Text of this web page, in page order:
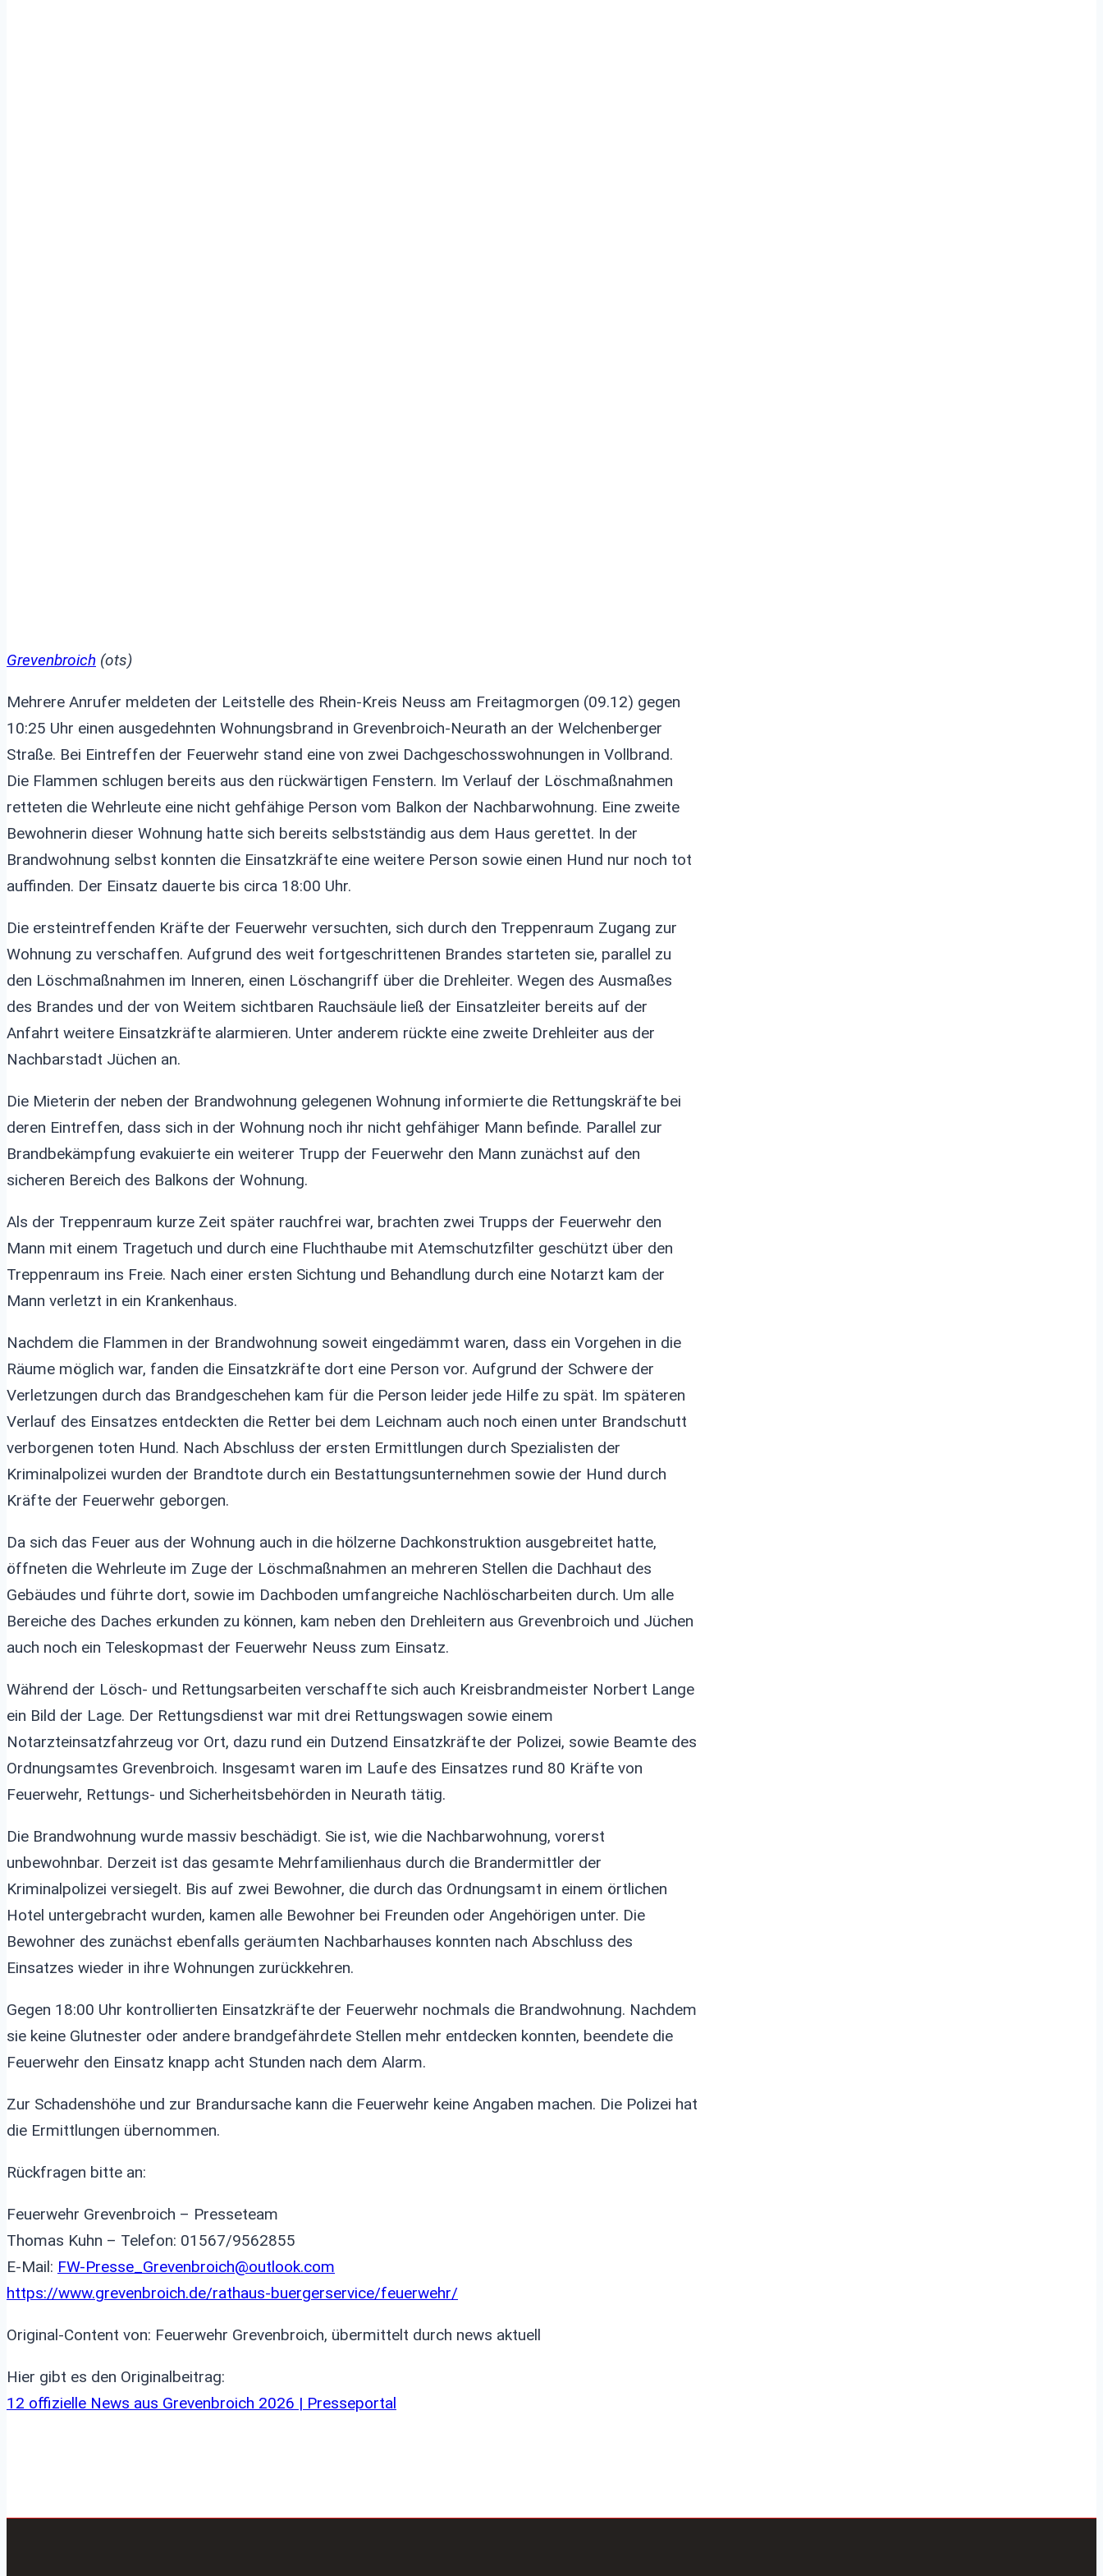
Grevenbroich (ots)
Mehrere Anrufer meldeten der Leitstelle des Rhein-Kreis Neuss am Freitagmorgen (09.12) gegen
10:25 Uhr einen ausgedehnten Wohnungsbrand in Grevenbroich-Neurath an der Welchenberger
Straße. Bei Eintreffen der Feuerwehr stand eine von zwei Dachgeschosswohnungen in Vollbrand.
Die Flammen schlugen bereits aus den rückwärtigen Fenstern. Im Verlauf der Löschmaßnahmen
retteten die Wehrleute eine nicht gehfähige Person vom Balkon der Nachbarwohnung. Eine zweite
Bewohnerin dieser Wohnung hatte sich bereits selbstständig aus dem Haus gerettet. In der
Brandwohnung selbst konnten die Einsatzkräfte eine weitere Person sowie einen Hund nur noch tot
auffinden. Der Einsatz dauerte bis circa 18:00 Uhr.
Die ersteintreffenden Kräfte der Feuerwehr versuchten, sich durch den Treppenraum Zugang zur
Wohnung zu verschaffen. Aufgrund des weit fortgeschrittenen Brandes starteten sie, parallel zu
den Löschmaßnahmen im Inneren, einen Löschangriff über die Drehleiter. Wegen des Ausmaßes
des Brandes und der von Weitem sichtbaren Rauchsäule ließ der Einsatzleiter bereits auf der
Anfahrt weitere Einsatzkräfte alarmieren. Unter anderem rückte eine zweite Drehleiter aus der
Nachbarstadt Jüchen an.
Die Mieterin der neben der Brandwohnung gelegenen Wohnung informierte die Rettungskräfte bei
deren Eintreffen, dass sich in der Wohnung noch ihr nicht gehfähiger Mann befinde. Parallel zur
Brandbekämpfung evakuierte ein weiterer Trupp der Feuerwehr den Mann zunächst auf den
sicheren Bereich des Balkons der Wohnung.
Als der Treppenraum kurze Zeit später rauchfrei war, brachten zwei Trupps der Feuerwehr den
Mann mit einem Tragetuch und durch eine Fluchthaube mit Atemschutzfilter geschützt über den
Treppenraum ins Freie. Nach einer ersten Sichtung und Behandlung durch eine Notarzt kam der
Mann verletzt in ein Krankenhaus.
Nachdem die Flammen in der Brandwohnung soweit eingedämmt waren, dass ein Vorgehen in die
Räume möglich war, fanden die Einsatzkräfte dort eine Person vor. Aufgrund der Schwere der
Verletzungen durch das Brandgeschehen kam für die Person leider jede Hilfe zu spät. Im späteren
Verlauf des Einsatzes entdeckten die Retter bei dem Leichnam auch noch einen unter Brandschutt
verborgenen toten Hund. Nach Abschluss der ersten Ermittlungen durch Spezialisten der
Kriminalpolizei wurden der Brandtote durch ein Bestattungsunternehmen sowie der Hund durch
Kräfte der Feuerwehr geborgen.
Da sich das Feuer aus der Wohnung auch in die hölzerne Dachkonstruktion ausgebreitet hatte,
öffneten die Wehrleute im Zuge der Löschmaßnahmen an mehreren Stellen die Dachhaut des
Gebäudes und führte dort, sowie im Dachboden umfangreiche Nachlöscharbeiten durch. Um alle
Bereiche des Daches erkunden zu können, kam neben den Drehleitern aus Grevenbroich und Jüchen
auch noch ein Teleskopmast der Feuerwehr Neuss zum Einsatz.
Während der Lösch- und Rettungsarbeiten verschaffte sich auch Kreisbrandmeister Norbert Lange
ein Bild der Lage. Der Rettungsdienst war mit drei Rettungswagen sowie einem
Notarzteinsatzfahrzeug vor Ort, dazu rund ein Dutzend Einsatzkräfte der Polizei, sowie Beamte des
Ordnungsamtes Grevenbroich. Insgesamt waren im Laufe des Einsatzes rund 80 Kräfte von
Feuerwehr, Rettungs- und Sicherheitsbehörden in Neurath tätig.
Die Brandwohnung wurde massiv beschädigt. Sie ist, wie die Nachbarwohnung, vorerst
unbewohnbar. Derzeit ist das gesamte Mehrfamilienhaus durch die Brandermittler der
Kriminalpolizei versiegelt. Bis auf zwei Bewohner, die durch das Ordnungsamt in einem örtlichen
Hotel untergebracht wurden, kamen alle Bewohner bei Freunden oder Angehörigen unter. Die
Bewohner des zunächst ebenfalls geräumten Nachbarhauses konnten nach Abschluss des
Einsatzes wieder in ihre Wohnungen zurückkehren.
Gegen 18:00 Uhr kontrollierten Einsatzkräfte der Feuerwehr nochmals die Brandwohnung. Nachdem
sie keine Glutnester oder andere brandgefährdete Stellen mehr entdecken konnten, beendete die
Feuerwehr den Einsatz knapp acht Stunden nach dem Alarm.
Zur Schadenshöhe und zur Brandursache kann die Feuerwehr keine Angaben machen. Die Polizei hat
die Ermittlungen übernommen.
Rückfragen bitte an:
Feuerwehr Grevenbroich – Presseteam
Thomas Kuhn – Telefon: 01567/9562855
E-Mail: FW-Presse_Grevenbroich@outlook.com
https://www.grevenbroich.de/rathaus-buergerservice/feuerwehr/
Original-Content von: Feuerwehr Grevenbroich, übermittelt durch news aktuell
Hier gibt es den Originalbeitrag:
12 offizielle News aus Grevenbroich 2026 | Presseportal